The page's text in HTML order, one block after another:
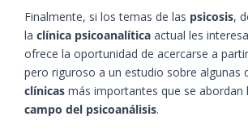
Finalmente, si los temas de las psicosis,
la clínica psicoanalítica actual les
ofrece la oportunidad de acercarse a
pero riguroso a un estudio sobre algunas
clínicas más importantes que se abordan
campo del psicoanálisis.